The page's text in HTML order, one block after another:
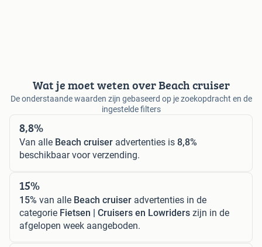
Wat je moet weten over Beach cruiser
De onderstaande waarden zijn gebaseerd op je zoekopdracht en de
ingestelde filters
8,8%
Van alle Beach cruiser advertenties is 8,8%
beschikbaar voor verzending.
15%
15% van alle Beach cruiser advertenties in de
categorie Fietsen | Cruisers en Lowriders zijn in de
afgelopen week aangeboden.